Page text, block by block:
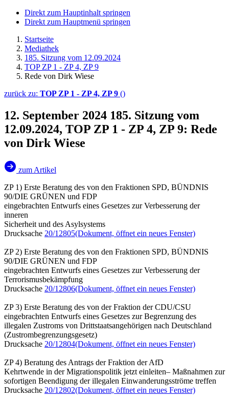
Direkt zum Hauptinhalt springen
Direkt zum Hauptmenü springen
Startseite
Mediathek
185. Sitzung vom 12.09.2024
TOP ZP 1 - ZP 4, ZP 9
Rede von Dirk Wiese
zurück zu: TOP ZP 1 - ZP 4, ZP 9 ()
12. September 2024 185. Sitzung vom
12.09.2024, TOP ZP 1 - ZP 4, ZP 9: Rede
von Dirk Wiese
zum Artikel
ZP 1) Erste Beratung des von den Fraktionen SPD, BÜNDNIS
90/DIE GRÜNEN und FDP
eingebrachten Entwurfs eines Gesetzes zur Verbesserung der
inneren
Sicherheit und des Asylsystems
Drucksache 20/12805(Dokument, öffnet ein neues Fenster)
ZP 2) Erste Beratung des von den Fraktionen SPD, BÜNDNIS
90/DIE GRÜNEN und FDP
eingebrachten Entwurfs eines Gesetzes zur Verbesserung der
Terrorismusbekämpfung
Drucksache 20/12806(Dokument, öffnet ein neues Fenster)
ZP 3) Erste Beratung des von der Fraktion der CDU/CSU
eingebrachten Entwurfs eines Gesetzes zur Begrenzung des
illegalen Zustroms von Drittstaatsangehörigen nach Deutschland
(Zustrombegrenzungsgesetz)
Drucksache 20/12804(Dokument, öffnet ein neues Fenster)
ZP 4) Beratung des Antrags der Fraktion der AfD
Kehrtwende in der Migrationspolitik jetzt einleiten– Maßnahmen zur
sofortigen Beendigung der illegalen Einwanderungsströme treffen
Drucksache 20/12802(Dokument, öffnet ein neues Fenster)